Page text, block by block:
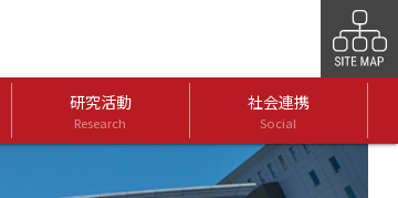
研究活動
Research
社会連携
Social